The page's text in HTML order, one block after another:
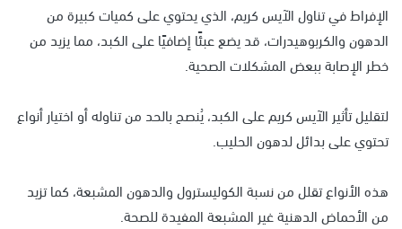
الإفراط في تناول الآيس كريم، الذي يحتوي على كميات كبيرة من
الدهون والكربوهيدرات، قد يضع عبئًا إضافيًا على الكبد، مما يزيد من
خطر الإصابة ببعض المشكلات الصحية.
لتقليل تأثير الآيس كريم على الكبد، يُنصح بالحد من تناوله أو اختيار أنواع
تحتوي على بدائل لدهون الحليب.
هذه الأنواع تقلل من نسبة الكوليسترول والدهون المشبعة، كما تزيد
من الأحماض الدهنية غير المشبعة المفيدة للصحة.